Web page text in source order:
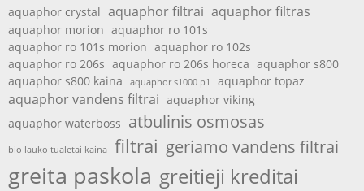
aquaphor crystal aquaphor filtrai aquaphor filtras
aquaphor morion aquaphor ro 101s
aquaphor ro 101s morion aquaphor ro 102s
aquaphor ro 206s aquaphor ro 206s horeca aquaphor s800
aquaphor s800 kaina
aquaphor s1000 p1 aquaphor topaz
aquaphor vandens filtrai aquaphor viking
aquaphor waterboss atbulinis osmosas
bio lauko tualetai kaina filtrai geriamo vandens filtrai
greita paskola greitieji kreditai